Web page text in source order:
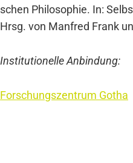
schen Phi­lo­so­phie. In:
Hrsg. von Man­fred Frank
Insti­tu­tio­nel­le Anbin­dung:
For­schungs­zen­trum Gotha